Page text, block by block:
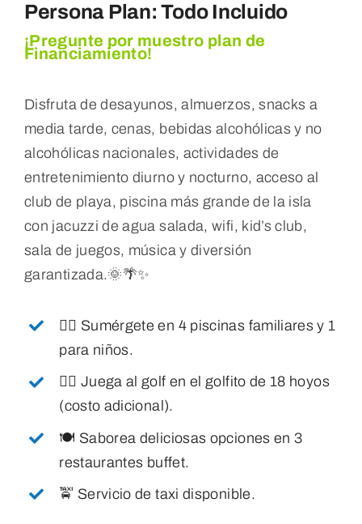
Persona Plan: Todo Incluido
¡Pregunte por muestro plan de
Financiamiento!
Disfruta de desayunos, almuerzos, snacks a
media tarde, cenas, bebidas alcohólicas y no
alcohólicas nacionales, actividades de
entretenimiento diurno y nocturno, acceso al
club de playa, piscina más grande de la isla
con jacuzzi de agua salada, wifi, kid’s club,
sala de juegos, música y diversión
garantizada.🌞🌴✨
🏊‍♂️ Sumérgete en 4 piscinas familiares y 1
para niños.
🏌️‍♂️ Juega al golf en el golfito de 18 hoyos
(costo adicional).
🍽️ Saborea deliciosas opciones en 3
restaurantes buffet.
🚖 Servicio de taxi disponible.